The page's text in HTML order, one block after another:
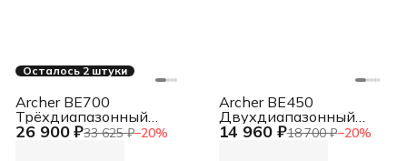
Осталось 2 штуки
26 900 ₽33 625 ₽−20%
Archer BE700
Трёхдиапазонный
роутер Wi-Fi 7
14 960 ₽18 700 ₽−20%
Archer BE450
Двухдиапазонный
роутер Wi-Fi 7 BE7200